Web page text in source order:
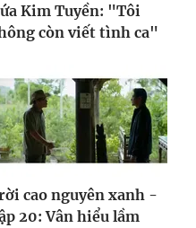
Kim Tuyền: "Tôi
còn viết tình ca"
cao nguyên xanh -
20: Vân hiểu lầm